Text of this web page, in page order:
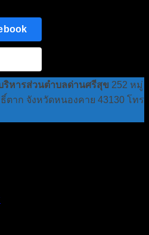
ริหารส่วนตำบลด่านศรีสุข 252 หมู่
ตาก จังหวัดหนองคาย 43130 โทร